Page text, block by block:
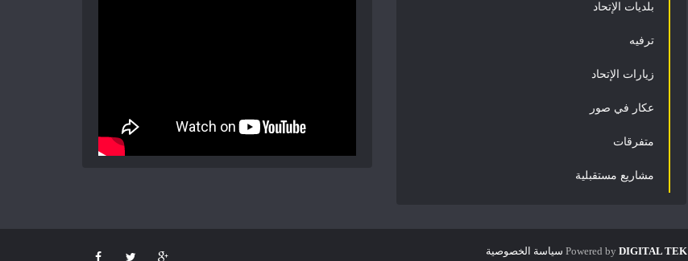
بلديات الإتحاد
ترفيه
زيارات الإتحاد
عكار في صور
متفرقات
مشاريع مستقبلية
DIGITAL TEK
Powered by سياسة الخصوصية